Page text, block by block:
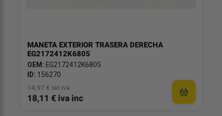
MANETA EXTERIOR TRASERA DERECHA
EG2172412K6805
OEM: EG2172412K6805
ID: 156270
14,97 € sin iva
18,11 € iva inc